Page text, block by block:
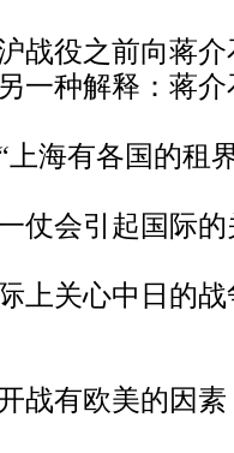
战役之前向蒋
一种解释：蒋
海有各国的租
仗会引起国际
上关心中日的
战有欧美的因